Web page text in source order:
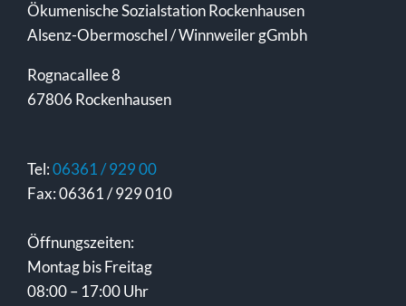
Ökumenische Sozialstation Rockenhausen
Alsenz-Obermoschel / Winnweiler gGmbh
Rognacallee 8
67806 Rockenhausen
Tel:06361 / 929 00
Fax: 06361 / 929 010
Öffnungszeiten:
Montag bis Freitag
08:00 – 17:00 Uhr